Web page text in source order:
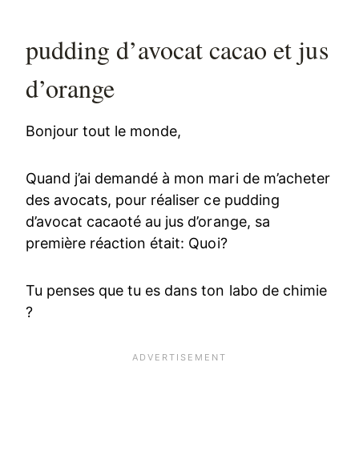
pudding d’avocat cacao et jus
d’orange
Bonjour tout le monde,
Quand j’ai demandé à mon mari de m’acheter
des avocats, pour réaliser ce pudding
d’avocat cacaoté au jus d’orange, sa
première réaction était: Quoi?
Tu penses que tu es dans ton labo de chimie
?